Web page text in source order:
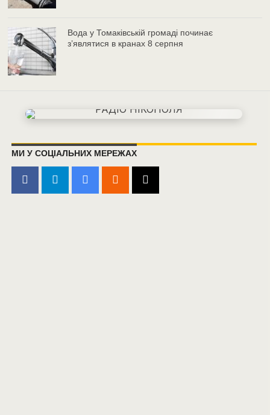
Вода у Томаківській громаді починає
з’являтися в кранах 8 серпня
МИ У СОЦІАЛЬНИХ МЕРЕЖАХ